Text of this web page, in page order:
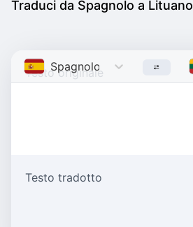
Traduci da Spagnolo a Lituano
Spagnolo Spanish
Testo tradotto